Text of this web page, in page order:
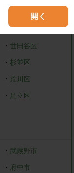
開く
・品川区
・世田谷区
・杉並区
・ 荒川区
・ 足立区
・ 武蔵野市
・ 府中市